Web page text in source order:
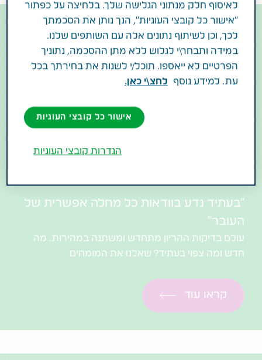
"בעתיד נדע בוודאות כל מחלה אפשרית של
העובר"
עולם בדיקות ההריון מתחדש ומשתנה במהירות. מה
חדש ומה צפוי בעתיד? שאלנו את המומחים
קראו עוד
לאיסוף חלק מנתוני הגלישה שלך. בלחיצה על כפתור
"אישור כל קובצי העוגיות", הנך נותן את הסכמתך
לכך, וכן לשיתוף נתונים אלה עם השותפים שלנו.
במידה ותבחר\י לגלוש ללא מתן ההסכמה, נתוניך
הפרטיים לא ייאספו. תוכל/י לשנות את בחירתך בכל
עת. למידע נוסף
לחצ\י כאן.
אישור כל קובצי העוגיות
הגדרות קובצי העוגיות